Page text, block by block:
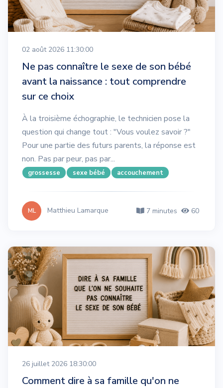
02 août 2026 11:30:00
Ne pas connaître le sexe de son bébé
avant la naissance : tout comprendre
sur ce choix
À la troisième échographie, le technicien pose la
question qui change tout : "Vous voulez savoir ?"
Pour une partie des futurs parents, la réponse est
non. Pas par peur, pas par...
grossesse sexe bébé accouchement
ML Matthieu Lamarque 7 minutes 60
26 juillet 2026 18:30:00
Comment dire à sa famille qu'on ne